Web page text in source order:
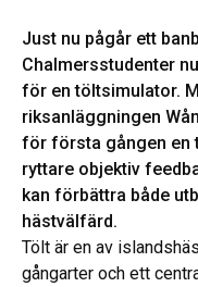
Just nu pågår ett
Chalmersstudenter
för en töltsimulator.
riksanläggningen
för första gången en
ryttare objektiv
kan förbättra både
hästvälfärd.
Tölt är en av
gångarter och ett